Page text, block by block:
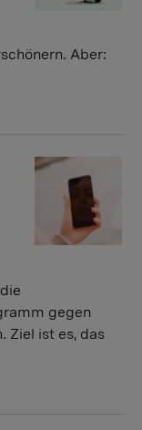
Aber:
gegen
Ziel ist es, das